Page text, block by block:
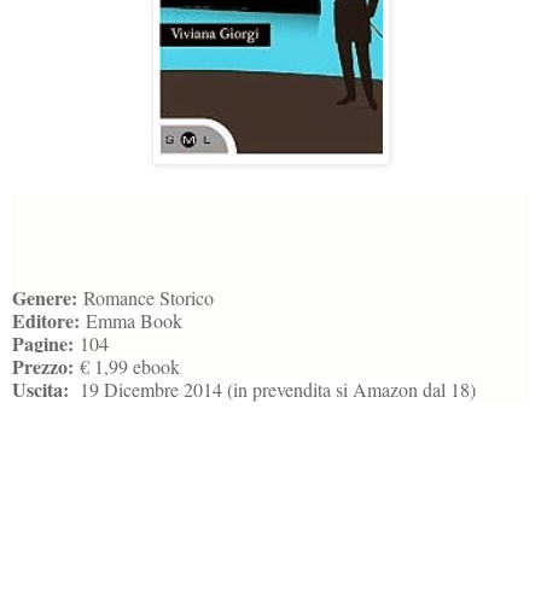
Genere: Romance Storico
Editore: Emma Book
Pagine: 104
Prezzo: € 1,99 ebook
Uscita: 19 Dicembre 2014 (in prevendita si Amazon dal 18)